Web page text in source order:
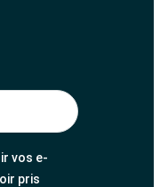
vos e-
pris